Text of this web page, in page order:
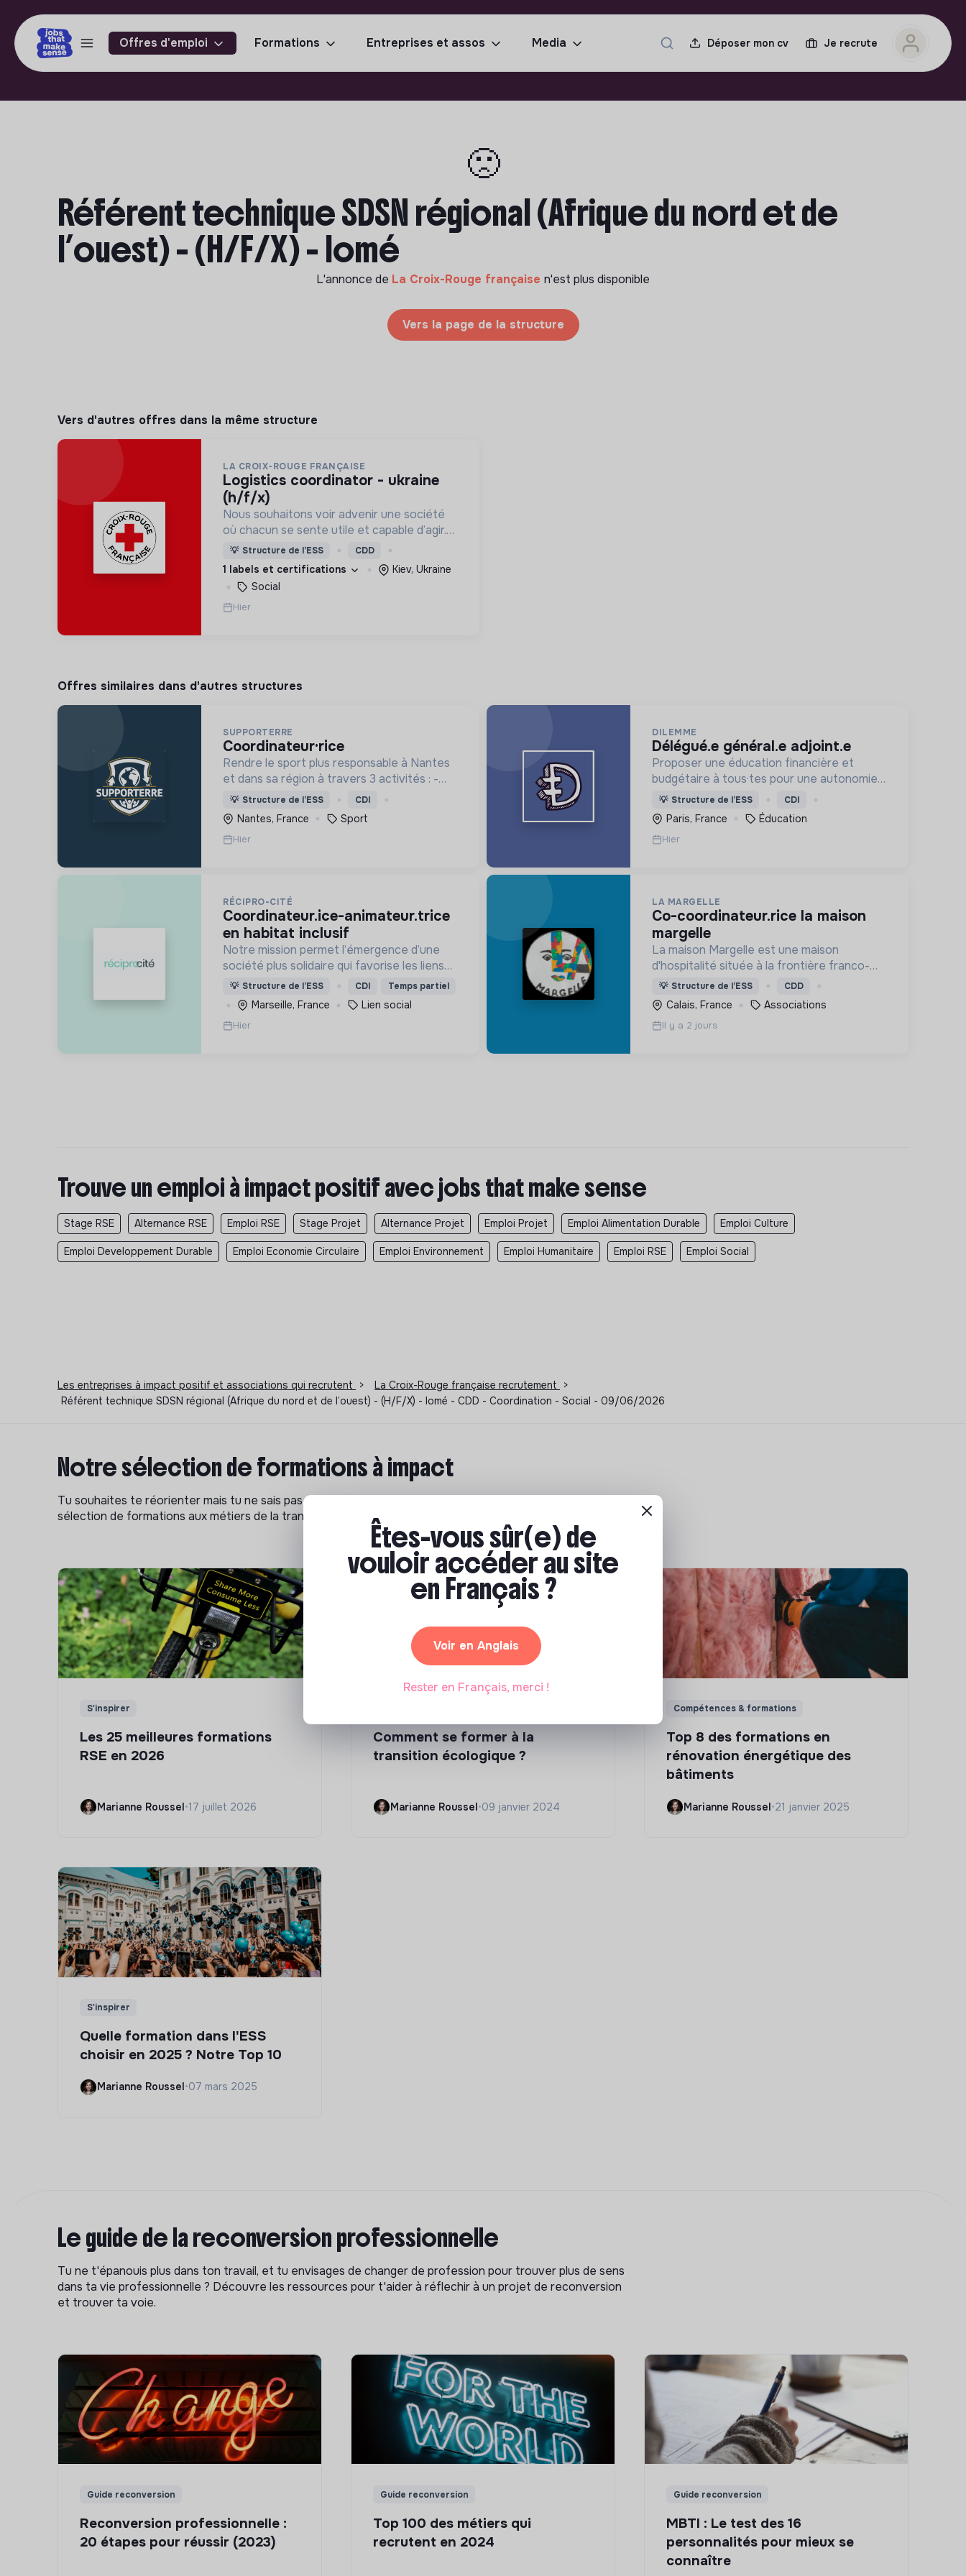
Offres d'emploi Formations Entreprises et assos Media Déposer mon cv Je recrute
🙁
Référent technique SDSN régional (Afrique du nord et de
l’ouest) - (H/F/X) - lomé
L'annonce de La Croix-Rouge française n'est plus disponible
Vers la page de la structure
Vers d'autres offres dans la même structure
LA CROIX-ROUGE FRANÇAISE
logistics coordinator - ukraine
(h/f/x)
Nous souhaitons voir advenir une société
où chacun se sente utile et capable d’agir.
Pour cela, nous proposons des moyens et
des lieux d’engagement innovants et
adaptés à tous.
💡 Structure de l’ESS CDD
1 labels et certifications
Kiev, Ukraine
Social
Hier
Offres similaires dans d'autres structures
SUPPORTERRE
coordinateur·rice
Rendre le sport plus responsable à Nantes
et dans sa région à travers 3 activités : -
une recyclerie du sport - des
sensibilisations - l'accompagnement des
acteurs sportifs locaux
💡 Structure de l’ESS CDI
Nantes, France Sport
Hier
DILEMME
délégué.e général.e adjoint.e
Proposer une éducation financière et
budgétaire à tous·tes pour une autonomie
face aux produits financiers, bancaires et
assurantiels et briser le tabou autour de
l'argent.
💡 Structure de l’ESS CDI
Paris, France Éducation
Hier
RÉCIPRO-CITÉ
coordinateur.ice-animateur.trice
en habitat inclusif
Notre mission permet l’émergence d’une
société plus solidaire qui favorise les liens
intergénérationnels pour accompagner le
vieillissement de la population et agir contre
le délitement du lien social
💡 Structure de l’ESS CDI Temps partiel
Marseille, France Lien social
Hier
LA MARGELLE
co-coordinateur.rice la maison
margelle
La maison Margelle est une maison
d'hospitalité située à la frontière franco-
britannique qui défend quotidiennement les
valeurs d'accueil auprès des personnes en
situation d'errance.
💡 Structure de l’ESS CDD
Calais, France Associations
Il y a 2 jours
Trouve un emploi à impact positif avec jobs that make sense
Stage RSE Alternance RSE Emploi RSE Stage Projet Alternance Projet Emploi Projet Emploi Alimentation Durable Emploi Culture
Emploi Developpement Durable Emploi Economie Circulaire Emploi Environnement Emploi Humanitaire Emploi RSE Emploi Social
Les entreprises à impact positif et associations qui recrutent > La Croix-Rouge française recrutement
>
Référent technique SDSN régional (Afrique du nord et de l’ouest) - (H/F/X) - lomé - CDD - Coordination - Social - 09/06/2026
Notre sélection de formations à impact
Tu souhaites te réorienter mais tu ne sais pas par où commencer ? Pas de panique, on te propose une
sélection de formations aux métiers de la transition écologique et solidaire !
S'inspirer
Les 25 meilleures formations
RSE en 2026
Marianne Roussel•17 juillet 2026
Comment se former à la
transition écologique ?
Marianne Roussel•09 janvier 2024
Compétences & formations
Top 8 des formations en
rénovation énergétique des
bâtiments
Marianne Roussel•21 janvier 2025
S'inspirer
Quelle formation dans l'ESS
choisir en 2025 ? Notre Top 10
Marianne Roussel •07 mars 2025
Le guide de la reconversion professionnelle
Tu ne t'épanouis plus dans ton travail, et tu envisages de changer de profession pour trouver plus de sens
dans ta vie professionnelle ? Découvre les ressources pour t'aider à réflechir à un projet de reconversion
et trouver ta voie.
Guide reconversion
Reconversion professionnelle :
20 étapes pour réussir (2023)
Guide reconversion
Top 100 des métiers qui
recrutent en 2024
Guide reconversion
MBTI : Le test des 16
personnalités pour mieux se
connaître
Êtes-vous sûr(e) de
vouloir accéder au site
en Français ?
Voir en Anglais
Rester en Français, merci !